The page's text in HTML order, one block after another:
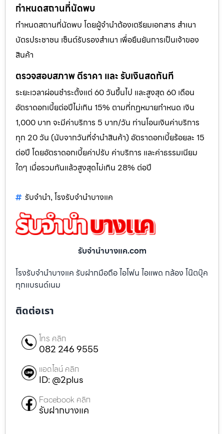
กำหนดสถานที่นัดพบ
กำหนดสถานที่นัดพบ โดยผู้จำนำต้องเตรียมเอกสาร สำเนา
บัตรประชาชน เซ็นต์รับรองสำเนา เพื่อยืนยันการเป็นเจ้าของ
สินค้า
ตรวจสอบสภาพ ตีราคา และ รับเงินสดทันที
ระยะเวลาผ่อนชำระตั้งแต่ 60 วันขึ้นไป และสูงสุด 60 เดือน
อัตราดอกเบี้ยต่อปีไม่เกิน 15% ตามที่กฏหมายกำหนด เงิน
1,000 บาท จะมีค่าบริการ 5 บาท/วัน ท่านโอนเงินค่าบริการ
ทุก 20 วัน (นับจากวันที่จำนำสินค้า) อัตราดอกเบี้ยร้อยละ 15
ต่อปี โดยอัตราดอกเบี้ยค่าปรับ ค่าบริการ และค่าธรรมเนียม
ใดๆ เมื่อรวมกันแล้วสูงสุดไม่เกิน 28% ต่อปี
รับจำนำ, โรงรับจำนำบางแค
รับจํานําบางแค.com
โรงรับจำนำบางแค รับฝากมือถือ ไอโฟน ไอแพด กล้อง โน๊ตบุ๊ค
ทุกแบรนด์เนม
ติดต่อเรา
โทร คลิก
082 246 9555
แอดไลน์ คลิก
ID: @2plus
Facebook คลิก
รับฝากบางแค